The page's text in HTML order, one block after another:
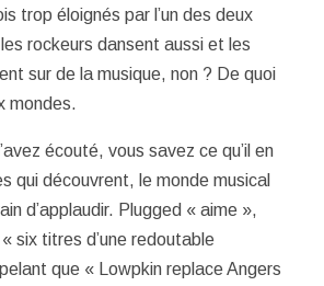
trop éloignés par l’un des deux
rockeurs dansent aussi et les
sur de la musique, non ? De quoi
mondes.
écouté, vous savez ce qu’il en
qui découvrent, le monde musical
d’applaudir. Plugged « aime »,
six titres d’une redoutable
que « Lowpkin replace Angers